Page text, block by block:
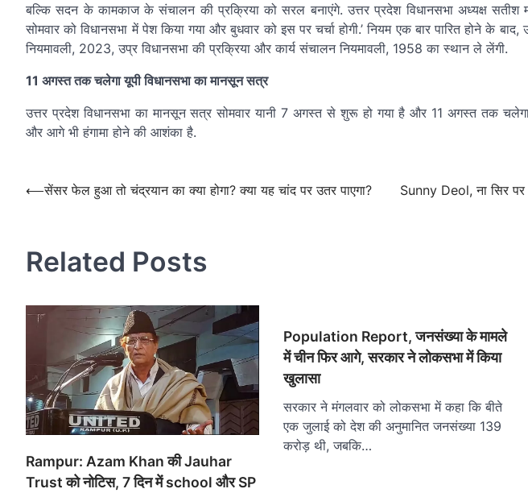
बल्कि सदन के कामकाज के संचालन की प्रक्रिया को सरल बनाएंगे. उत्तर प्रदेश विधानसभा अध्यक्ष सतीश
सोमवार को विधानसभा में पेश किया गया और बुधवार को इस पर चर्चा होगी.’ नियम एक बार पारित होने के
नियमावली, 2023, उप्र विधानसभा की प्रक्रिया और कार्य संचालन नियमावली, 1958 का स्थान ले लेंगी.
11 अगस्त तक चलेगा यूपी विधानसभा का मानसून सत्र
उत्तर प्रदेश विधानसभा का मानसून सत्र सोमवार यानी 7 अगस्त से शुरू हो गया है और 11 अगस्त तक
और आगे भी हंगामा होने की आशंका है.
navigation
Post
⟵सेंसर फेल हुआ तो चंद्रयान का क्या होगा? क्या यह चांद पर उतर पाएगा?
Sunny Deol, ना सिर पर
Related Posts
Rampur: Azam Khan की Jauhar
Trust को नोटिस, 7 दिन में school और SP
Population Report, जनसंख्या के मामले
में चीन फिर आगे, सरकार ने लोकसभा में किया
खुलासा
सरकार ने मंगलवार को लोकसभा में कहा कि बीते
एक जुलाई को देश की अनुमानित जनसंख्या 139
करोड़ थी, जबकि…